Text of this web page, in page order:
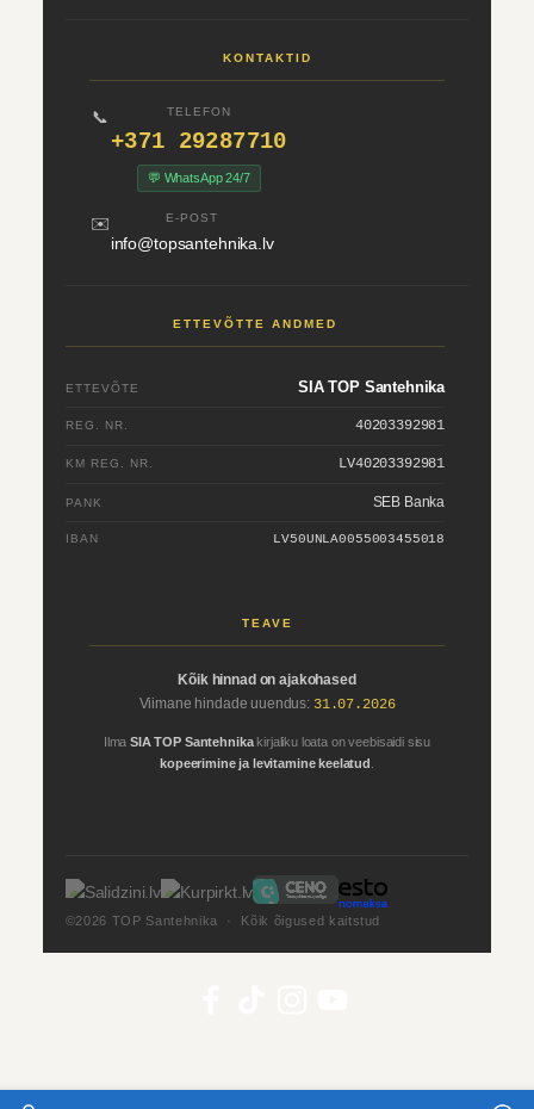
KONTAKTID
📞 TELEFON
+371 29287710
💬 WhatsApp 24/7
✉️ E-POST
info@topsantehnika.lv
ETTEVÕTTE ANDMED
ETTEVÕTE SIA TOP Santehnika
REG. NR. 40203392981
KM REG. NR. LV40203392981
PANK SEB Banka
IBAN LV50UNLA0055003455018
TEAVE
Kõik hinnad on ajakohased
Viimane hindade uuendus: 31.07.2026
IlmaSIA TOP Santehnikakirjaliku loata on veebisaidi sisu
kopeerimine ja levitamine keelatud
©2026 TOP Santehnika · Kõik õigused kaitstud